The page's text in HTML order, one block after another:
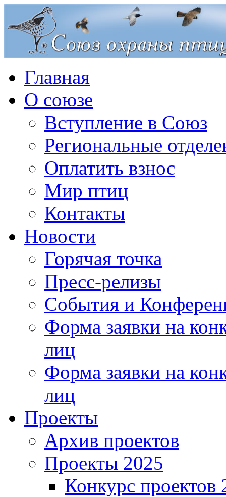
Главная
О союзе
Вступление в Союз
Региональные
Оплатить взнос
Мир птиц
Контакты
Новости
Горячая точка
Пресс-релизы
События и
Форма заявки на
лиц
Форма заявки на
лиц
Проекты
Архив проектов
Проекты 2025
Конкурс проектов